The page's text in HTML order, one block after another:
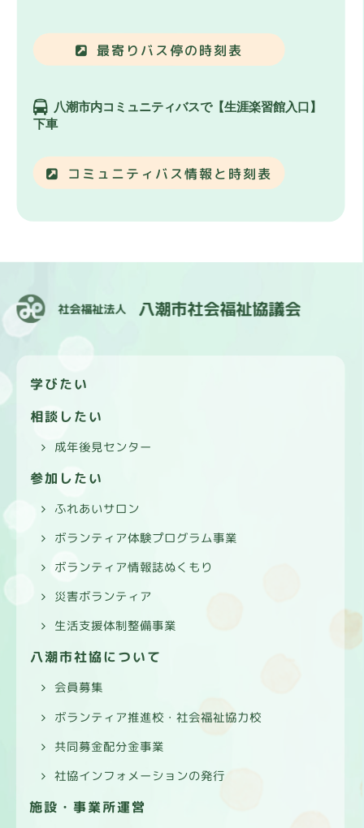
最寄りバス停の時刻表
八潮市内コミュニティバスで【生涯楽習館入口】
下車
コミュニティバス情報と時刻表
学びたい
相談したい
成年後見センター
参加したい
ふれあいサロン
ボランティア体験プログラム事業
ボランティア情報誌ぬくもり
災害ボランティア
生活支援体制整備事業
八潮市社協について
会員募集
ボランティア推進校・社会福祉協力校
共同募金配分金事業
社協インフォメーションの発行
施設・事業所運営